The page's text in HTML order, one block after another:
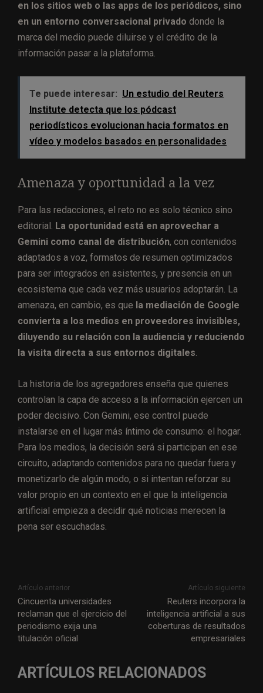
en los sitios web o las apps de los periódicos, sino
en un entorno conversacional privado donde la
marca del medio puede diluirse y el crédito de la
información pasar a la plataforma.
Te puede interesar: Un estudio del Reuters
Institute detecta que los pódcast
periodísticos evolucionan hacia formatos en
vídeo y modelos basados en personalidades
Amenaza y oportunidad a la vez
Para las redacciones, el reto no es solo técnico sino
editorial. La oportunidad está en aprovechar a
Gemini como canal de distribución, con contenidos
adaptados a voz, formatos de resumen optimizados
para ser integrados en asistentes, y presencia en un
ecosistema que cada vez más usuarios adoptarán. La
amenaza, en cambio, es que la mediación de Google
convierta a los medios en proveedores invisibles,
diluyendo su relación con la audiencia y reduciendo
la visita directa a sus entornos digitales
La historia de los agregadores enseña que quienes
controlan la capa de acceso a la información ejercen un
poder decisivo. Con Gemini, ese control puede
instalarse en el lugar más íntimo de consumo: el hogar.
Para los medios, la decisión será si participan en ese
circuito, adaptando contenidos para no quedar fuera y
monetizarlo de algún modo, o si intentan reforzar su
valor propio en un contexto en el que la inteligencia
artificial empieza a decidir qué noticias merecen la
pena ser escuchadas.
Artículo anterior
Cincuenta universidades
reclaman que el ejercicio del
periodismo exija una
titulación oficial
Artículo siguiente
Reuters incorpora la
inteligencia artificial a sus
coberturas de resultados
empresariales
ARTÍCULOS RELACIONADOS